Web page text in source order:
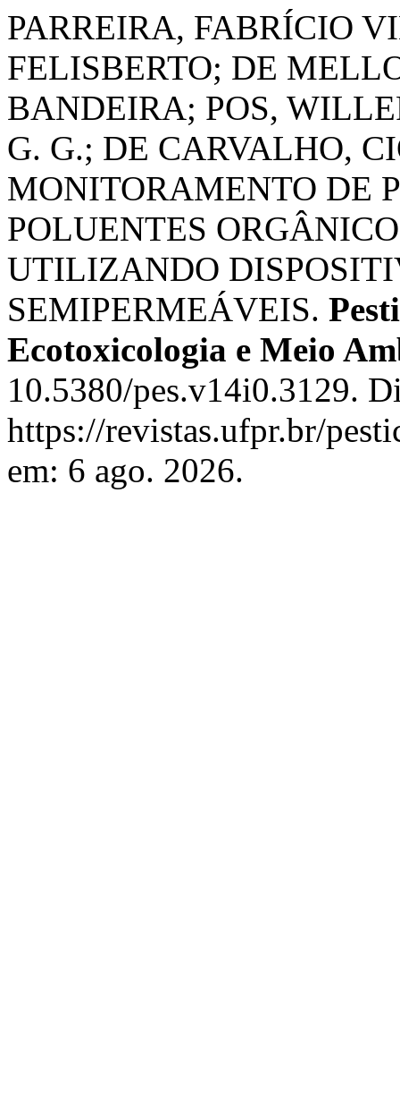
PARREIRA, FABRÍCIO
FELISBERTO; DE
BANDEIRA; POS,
G. G.; DE CARVALHO,
MONITORAMENTO DE
POLUENTES
UTILIZANDO
SEMIPERMEÁVEIS.
Ecotoxicologia e Meio
10.5380/pes.v14i0.3129.
https://revistas.ufpr.br/
em: 6 ago. 2026.